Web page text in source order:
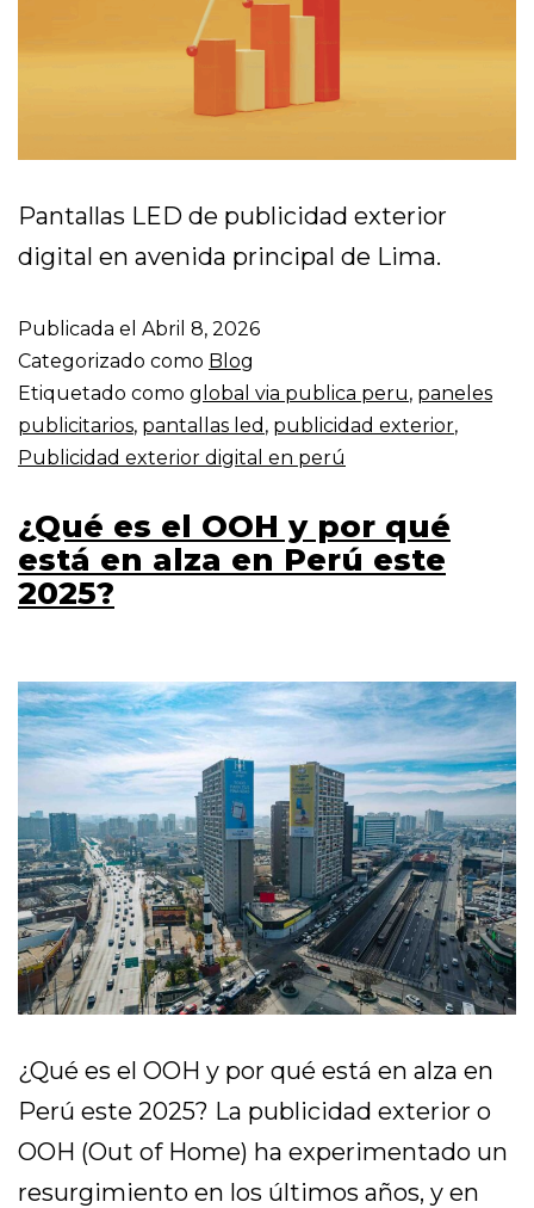
Pantallas LED de publicidad exterior
digital en avenida principal de Lima.
Publicada el Abril 8, 2026
Categorizado como Blog
Etiquetado como global via publica peru, paneles
publicitarios, pantallas led , publicidad exterior,
Publicidad exterior digital en perú
¿Qué es el OOH y por qué
está en alza en Perú este
2025?
¿Qué es el OOH y por qué está en alza en
Perú este 2025? La publicidad exterior o
OOH (Out of Home) ha experimentado un
resurgimiento en los últimos años, y en